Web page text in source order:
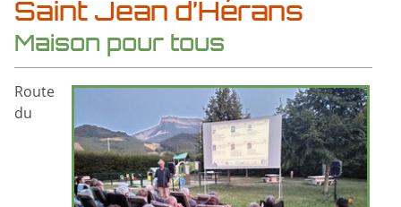
Saint Jean d’Hérans
Maison pour tous
Route
du